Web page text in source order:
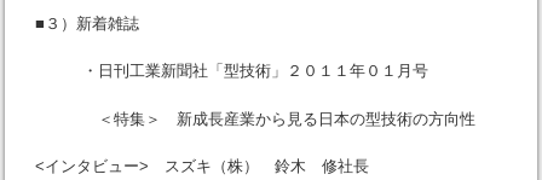
■３）新着雑誌
・日刊工業新聞社「型技術」２０１１年０１月号
＜特集＞ 新成長産業から見る日本の型技術の方向性
<インタビュー> スズキ（株） 鈴木 修社長